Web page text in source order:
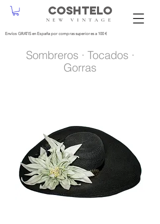
NEW VINTAGE
Envíos GRATIS en España por compras superiores a 100 €
COSHTELO
Sombreros · Tocados ·
Gorras